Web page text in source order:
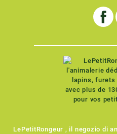
LePetitRongeur , il negozio di